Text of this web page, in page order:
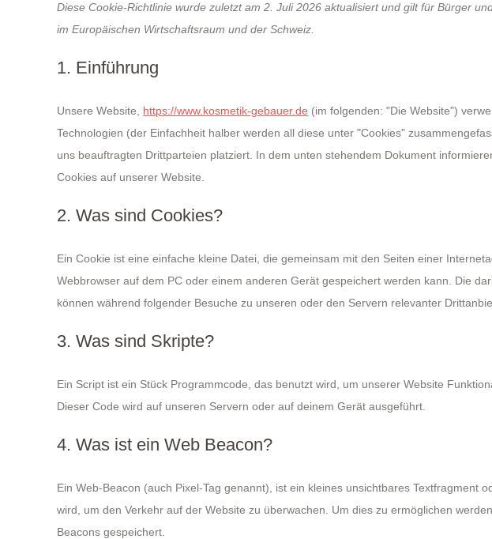
Diese Cookie-Richtlinie wurde zuletzt am 2. Juli 2026 aktualisiert und gilt für Bürger
im Europäischen Wirtschaftsraum und der Schweiz.
1. Einführung
Unsere Website, https://www.kosmetik-gebauer.de (im folgenden: "Die Website")
Technologien (der Einfachheit halber werden all diese unter "Cookies"
uns beauftragten Drittparteien platziert. In dem unten stehendem Dokument
Cookies auf unserer Website.
2. Was sind Cookies?
Ein Cookie ist eine einfache kleine Datei, die gemeinsam mit den Seiten einer
Webbrowser auf dem PC oder einem anderen Gerät gespeichert werden kann. Die
können während folgender Besuche zu unseren oder den Servern relevanter
3. Was sind Skripte?
Ein Script ist ein Stück Programmcode, das benutzt wird, um unserer Website
Dieser Code wird auf unseren Servern oder auf deinem Gerät ausgeführt.
4. Was ist ein Web Beacon?
Ein Web-Beacon (auch Pixel-Tag genannt), ist ein kleines unsichtbares Textfragment
wird, um den Verkehr auf der Website zu überwachen. Um dies zu ermöglichen
Beacons gespeichert.